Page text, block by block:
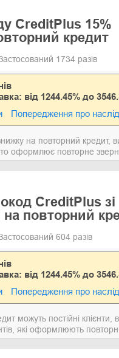
CreditPlus 15%
кредит
1734 разів
від 1244.45% до
Попередження про
на повторний
оформлює повторне
CreditPlus зі
повторний
604 разів
від 1244.45% до
Попередження про
можуть постійні
які оформлюють